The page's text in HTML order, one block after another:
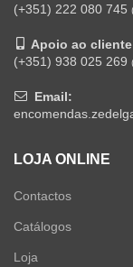
(+351) 222 080 745
Apoio ao
(+351) 938 025 269
Email:
LOJA ONLINE
Contactos
Catálogos
Loja